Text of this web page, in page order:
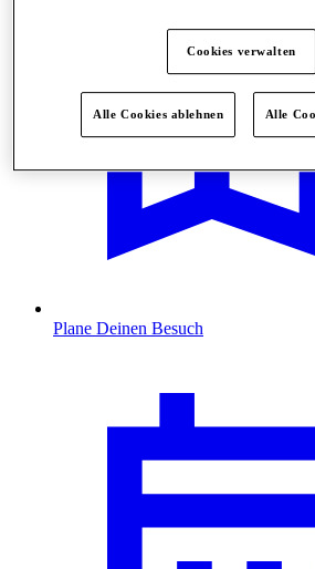
Plane Deinen Besuch
Cookies verwalten
Alle Cookies ablehnen Alle